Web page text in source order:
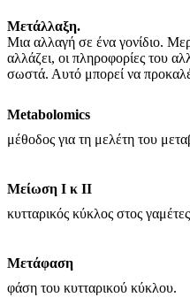
Μετάλλαξη.
Μια αλλαγή σε ένα γονίδιο.
αλλάζει, οι πληροφορίες του
σωστά. Αυτό μπορεί να
Metabolomics
μέθοδος για τη μελέτη του
Μείωση I κ II
κυτταρικός κύκλος στος
Μετάφαση
φάση του κυτταρικού κύκλου.